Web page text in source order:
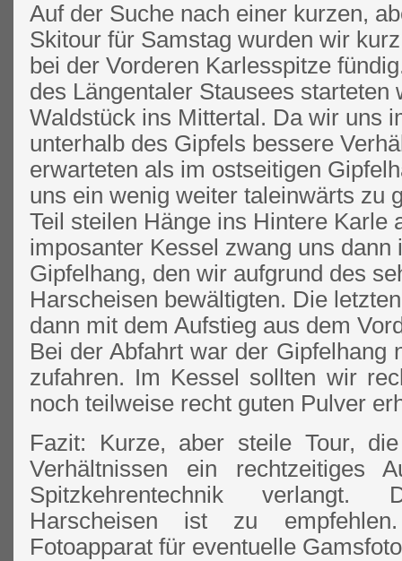
Auf der Suche nach einer kurzen,
Skitour für Samstag wurden wir
bei der Vorderen Karlesspitze
des Längentaler Stausees starteten
Waldstück ins Mittertal. Da wir uns
unterhalb des Gipfels bessere
erwarteten als im ostseitigen
uns ein wenig weiter taleinwärts zu
Teil steilen Hänge ins Hintere Karle
imposanter Kessel zwang uns dann
Gipfelhang, den wir aufgrund des
Harscheisen bewältigten. Die
dann mit dem Aufstieg aus dem
Bei der Abfahrt war der Gipfelhang
zufahren. Im Kessel sollten wir
noch teilweise recht guten Pulver
Fazit: Kurze, aber steile Tour,
Verhältnissen ein rechtzeitiges
Spitzkehrentechnik
Harscheisen ist zu
Fotoapparat für eventuelle